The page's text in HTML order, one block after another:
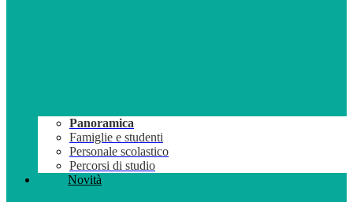
Panoramica
Famiglie e studenti
Personale scolastico
Percorsi di studio
Novità